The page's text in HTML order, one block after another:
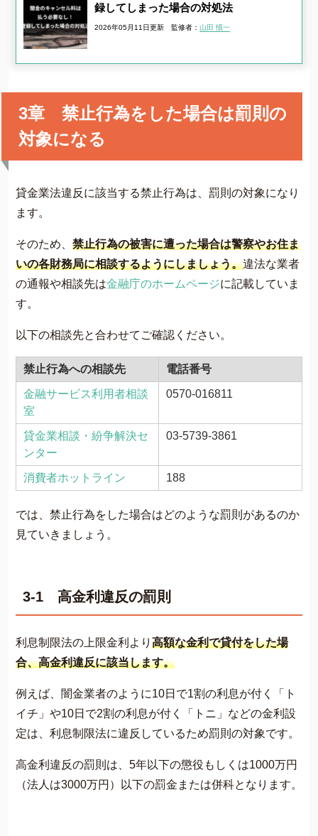
録してしまった場合の対処法
2026年05月11日更新 監修者： 山田 愼一
3章 禁止行為をした場合は罰則の
対象になる
貸金業法違反に該当する禁止行為は、罰則の対象になり
ます。
そのため、 禁止行為の被害に遭った場合は警察やお住ま
いの各財務局に相談するようにしましょう。違法な業者
の通報や相談先は金融庁のホームページに記載していま
す。
以下の相談先と合わせてご確認ください。
禁止行為への相談先 電話番号
金融サービス利用者相談
室
0570-016811
貸金業相談・紛争解決セ
ンター
03-5739-3861
消費者ホットライン 188
では、禁止行為をした場合はどのような罰則があるのか
見ていきましょう。
3-1 高金利違反の罰則
利息制限法の上限金利より 高額な金利で貸付をした場
合、高金利違反に該当します。
例えば、闇金業者のように10日で1割の利息が付く「ト
イチ」や10日で2割の利息が付く「トニ」などの金利設
定は、利息制限法に違反しているため罰則の対象です。
高金利違反の罰則は、5年以下の懲役もしくは1000万円
（法人は3000万円）以下の罰金または併科となります。